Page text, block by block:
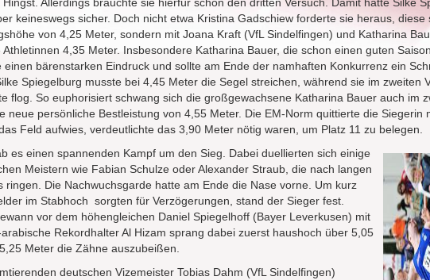
keineswegs sicher. Doch nicht etwa Kristina Gadschiew forderte sie heraus,
von 4,25 Meter, sondern mit Joana Kraft (VfL Sindelfingen) und Katharina
Athletinnen 4,35 Meter. Insbesondere Katharina Bauer, die schon einen guten
einen bärenstarken Eindruck und sollte am Ende der namhaften Konkurrenz ein
Spiegelburg musste bei 4,45 Meter die Segel streichen, während sie im zweiten
flog. So euphorisiert schwang sich die großgewachsene Katharina Bauer auch im
neue persönliche Bestleistung von 4,55 Meter. Die EM-Norm quittierte die Siegerin
Feld aufwies, verdeutlichte das 3,90 Meter nötig waren, um Platz 11 zu belegen.
es einen spannenden Kampf um den Sieg. Dabei duellierten sich einige
Meistern wie Fabian Schulze oder Alexander Straub, die nach langen
ringen. Die Nachwuchsgarde hatte am Ende die Nase vorne. Um kurz
im Stabhoch sorgten für Verzögerungen, stand der Sieger fest.
vor dem höhengleichen Daniel Spiegelhoff (Bayer Leverkusen) mit
Rekordhalter Al Hizam sprang dabei zuerst haushoch über 5,05
Meter die Zähne auszubeißen.
deutschen Vizemeister Tobias Dahm (VfL Sindelfingen)